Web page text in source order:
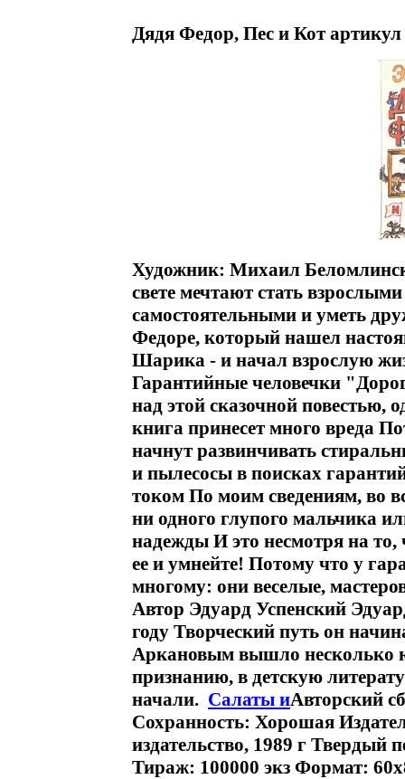
Дядя Федор, Пес и Кот артикул
Художник: Михаил
свете мечтают стать
самостоятельными и уметь
Федоре, который нашел
Шарика - и начал взрослую
Гарантийные человечки
над этой сказочной повестью,
книга принесет много вреда
начнут развинчивать
и пылесосы в поисках
током По моим сведениям, во
ни одного глупого мальчика
надежды И это несмотря на то,
ее и умнейте! Потому что у
многому: они веселые,
Автор Эдуард Успенский
году Творческий путь он
Аркановым вышло несколько
признанию, в детскую
начали. Салаты иАвторский
Сохранность: Хорошая
издательство, 1989 г Твердый
Тираж: 100000 экз Формат: